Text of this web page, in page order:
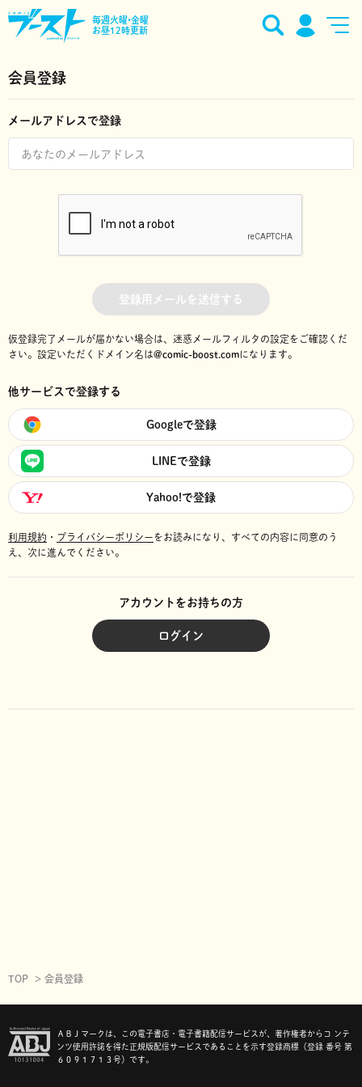
毎週火曜•金曜
お昼12時更新
会員登録
メールアドレスで登録
登録用メールを送信する
仮登録完了メールが届かない場合は、迷惑メールフィルタの設定をご確認くだ
さい。 設定いただくドメイン名は@comic-boost.comになります。
他サービスで登録する
Googleで登録
LINEで登録
Yahoo!で登録
利用規約 ・ プライバシーポリシーをお読みになり、 すべての内容に同意のう
え、次に進んでください。
アカウントをお持ちの方
ログイン
TOP 会員登録
ＡＢＪマークは、この電子書店・電子書籍配信サービスが、著作権者からコ ンテ
ンツ使用許諾を得た正規版配信サービスであることを示す登録商標（登録 番号 第
６０９１７１３号）です。